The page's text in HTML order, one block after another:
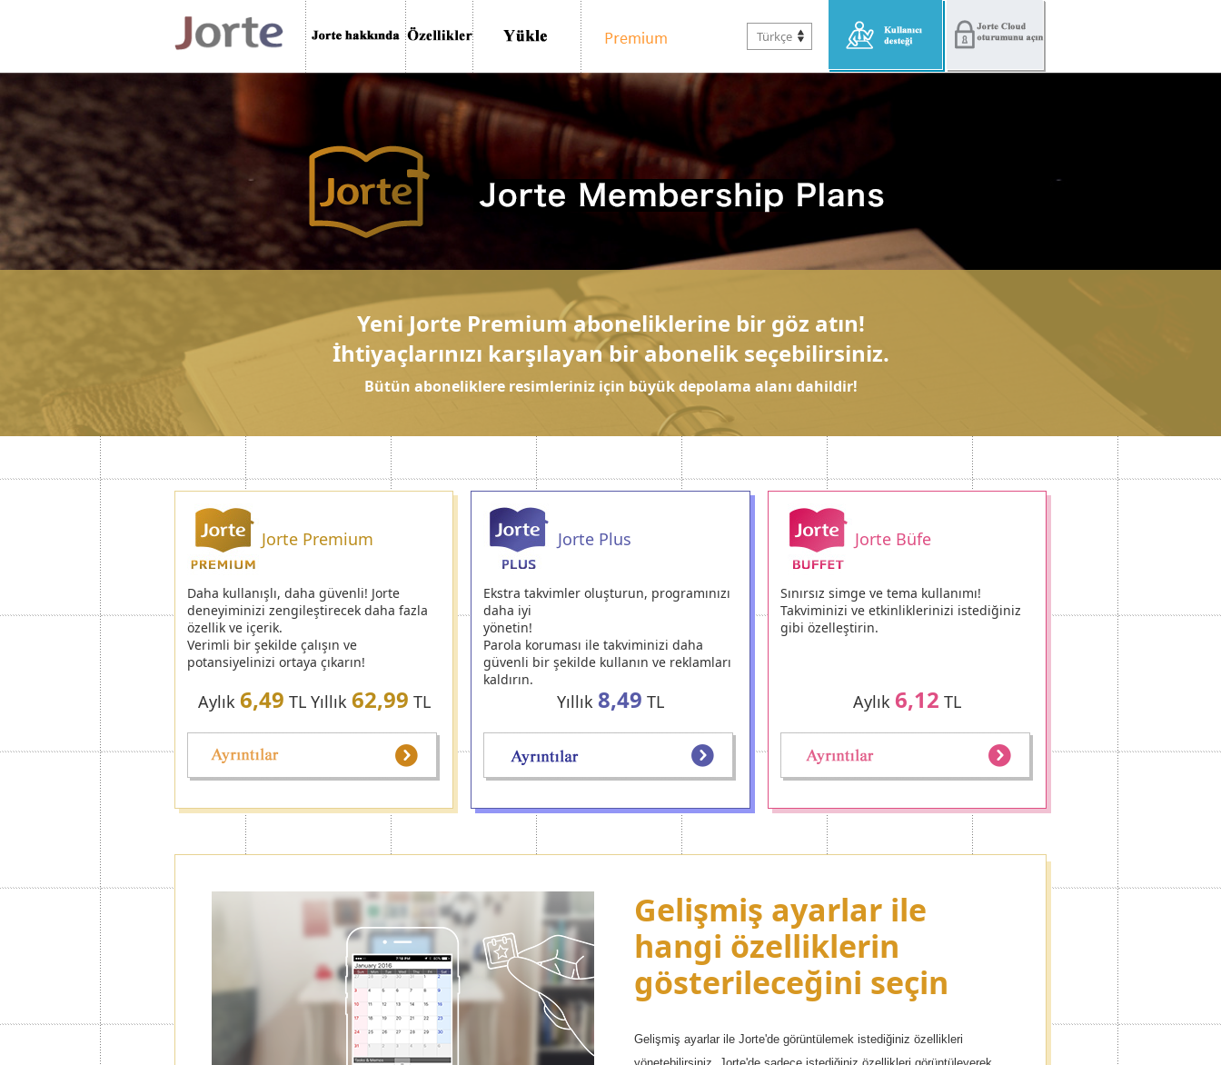
Türkçe
Yeni Jorte Premium aboneliklerine bir göz atın!
İhtiyaçlarınızı karşılayan bir abonelik seçebilirsiniz.
Bütün aboneliklere resimleriniz için büyük depolama alanı dahildir!
Jorte Premium
Daha kullanışlı, daha güvenli! Jorte
deneyiminizi zengileştirecek daha fazla
özellik ve içerik.
Verimli bir şekilde çalışın ve
potansiyelinizi ortaya çıkarın!
Aylık 6,49 TL Yıllık 62,99 TL
Jorte Plus
Ekstra takvimler oluşturun, programınızı
daha iyi
yönetin!
Parola koruması ile takviminizi daha
güvenli bir şekilde kullanın ve reklamları
kaldırın.
Yıllık 8,49 TL
Jorte Büfe
Sınırsız simge ve tema kullanımı!
Takviminizi ve etkinliklerinizi istediğiniz
gibi özelleştirin.
Aylık 6,12 TL
Gelişmiş ayarlar ile
hangi özelliklerin
gösterileceğini seçin
Gelişmiş ayarlar ile Jorte'de görüntülemek istediğiniz özellikleri
"100 Takvim" oluşturun
Normalde mevcut olan tek bir takvimden farklı en fazla 100 adet başka
takvim oluşturabilirsiniz. İş için başka, özel yaşantınız için başka ve
aile işleri için başka takvimler oluşturabilir, bu takvimler arasında
kolaylıkla geçiş yapabilirsiniz.
Etkinliklerinize çeşitli
Premium simgeleri
ekleyin!
1000'den fazla simge!